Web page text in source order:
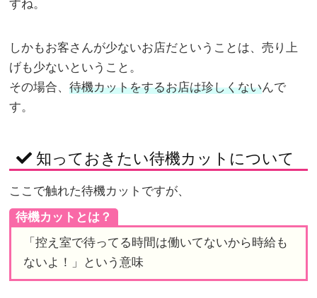
すね。
しかもお客さんが少ないお店だということは、売り上
げも少ないということ。
その場合、待機カットをするお店は珍しくないんで
す。
知っておきたい待機カットについて
ここで触れた待機カットですが、
待機カットとは？
「控え室で待ってる時間は働いてないから時給も
ないよ！」という意味